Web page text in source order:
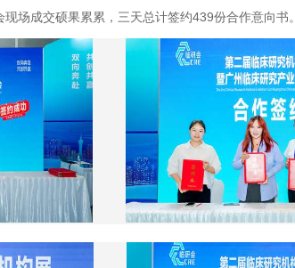
现场成交硕果累累，三天总计签约439份合作意向书。